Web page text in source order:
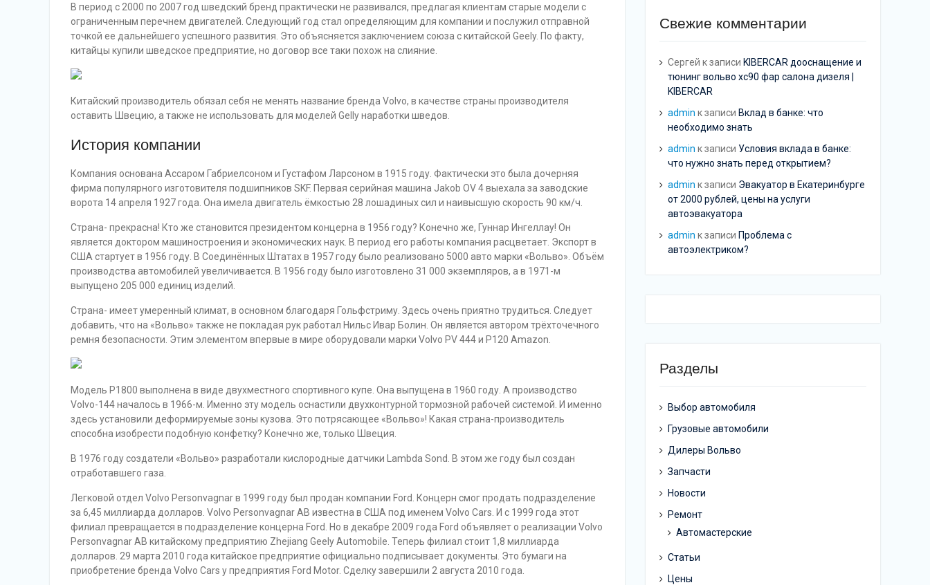
В период с 2000 по 2007 год шведский бренд практически не развивался, предлагая клиентам старые модели с
ограниченным перечнем двигателей. Следующий год стал определяющим для компании и послужил отправной
точкой ее дальнейшего успешного развития. Это объясняется заключением союза с китайской Geely. По факту,
китайцы купили шведское предприятие, но договор все таки похож на слияние.
Китайский производитель обязал себя не менять название бренда Volvo, в качестве страны производителя
оставить Швецию, а также не использовать для моделей Gelly наработки шведов.
История компании
Компания основана Ассаром Габриелсоном и Густафом Ларсоном в 1915 году. Фактически это была дочерняя
фирма популярного изготовителя подшипников SKF. Первая серийная машина Jakob OV 4 выехала за заводские
ворота 14 апреля 1927 года. Она имела двигатель ёмкостью 28 лошадиных сил и наивысшую скорость 90 км/ч.
Страна- прекрасна! Кто же становится президентом концерна в 1956 году? Конечно же, Гуннар Ингеллау! Он
является доктором машиностроения и экономических наук. В период его работы компания расцветает. Экспорт в
США стартует в 1956 году. В Соединённых Штатах в 1957 году было реализовано 5000 авто марки «Вольво». Объём
производства автомобилей увеличивается. В 1956 году было изготовлено 31 000 экземпляров, а в 1971-м
выпущено 205 000 единиц изделий.
Страна- имеет умеренный климат, в основном благодаря Гольфстриму. Здесь очень приятно трудиться. Следует
добавить, что на «Вольво» также не покладая рук работал Нильс Ивар Болин. Он является автором трёхточечного
ремня безопасности. Этим элементом впервые в мире оборудовали марки Volvo PV 444 и P120 Amazon.
Модель Р1800 выполнена в виде двухместного спортивного купе. Она выпущена в 1960 году. А производство
Volvo-144 началось в 1966-м. Именно эту модель оснастили двухконтурной тормозной рабочей системой. И именно
здесь установили деформируемые зоны кузова. Это потрясающее «Вольво»! Какая страна-производитель
способна изобрести подобную конфетку? Конечно же, только Швеция.
В 1976 году создатели «Вольво» разработали кислородные датчики Lambda Sond. В этом же году был создан
отработавшего газа.
Легковой отдел Volvo Personvagnar в 1999 году был продан компании Ford. Концерн смог продать подразделение
за 6,45 миллиарда долларов. Volvo Personvagnar AB известна в США под именем Volvo Cars. И с 1999 года этот
филиал превращается в подразделение концерна Ford. Но в декабре 2009 года Ford объявляет о реализации Volvo
Personvagnar AB китайскому предприятию Zhejiang Geely Automobile. Теперь филиал стоит 1,8 миллиарда
долларов. 29 марта 2010 года китайское предприятие официально подписывает документы. Это бумаги на
приобретение бренда Volvo Cars у предприятия Ford Motor. Сделку завершили 2 августа 2010 года.
Свежие комментарии
Сергей к записи KIBERCAR дооснащение и
тюнинг вольво хс90 фар салона дизеля |
KIBERCAR
admin к записи Вклад в банке: что
необходимо знать
admin к записи Условия вклада в банке:
что нужно знать перед открытием?
admin к записи Эвакуатор в Екатеринбурге
от 2000 рублей, цены на услуги
автоэвакуатора
admin к записи Проблема с
автоэлектриком?
Разделы
Выбор автомобиля
Грузовые автомобили
Дилеры Вольво
Запчасти
Новости
Ремонт
Автомастерские
Статьи
Цены